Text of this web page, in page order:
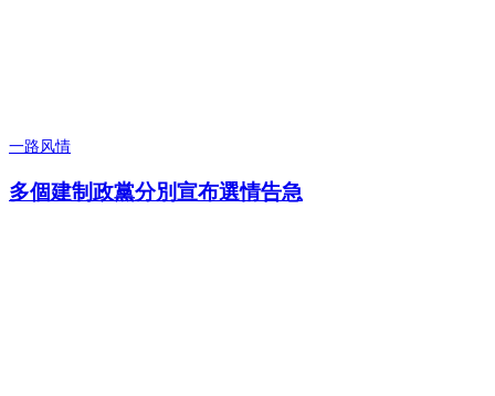
一路风情
多個建制政黨分別宣布選情告急